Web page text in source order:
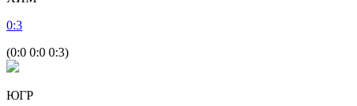
0:3
(0:0 0:0 0:3)
ЮГР